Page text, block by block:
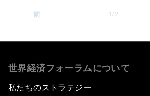
前 1/2
世界経済フォーラムについて
私たちのストラテジー